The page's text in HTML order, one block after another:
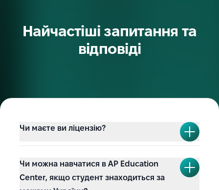
Найчастіші запитання та
відповіді
Чи маєте ви ліцензію?
Чи можна навчатися в AP Education
Center, якщо студент знаходиться за